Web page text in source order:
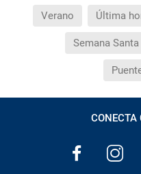
Verano Última
Semana Santa
CONECTA